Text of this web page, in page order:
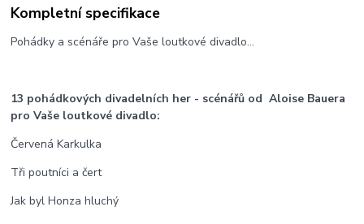
Kompletní specifikace
Pohádky a scénáře pro Vaše loutkové divadlo...
13 pohádkových divadelních her - scénářů od Aloise Bauera
pro Vaše loutkové divadlo:
Červená Karkulka
Tři poutníci a čert
Jak byl Honza hluchý